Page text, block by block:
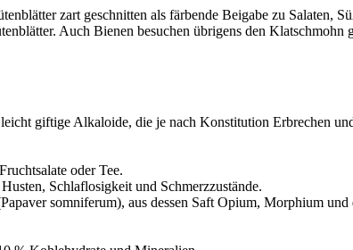
zart geschnitten als färbende Beigabe zu Salaten,
Auch Bienen besuchen übrigens den
giftige Alkaloide, die je nach Konstitution Erbrechen
oder Tee.
Schlaflosigkeit und Schmerzzustände.
somniferum), aus dessen Saft Opium, Morphium